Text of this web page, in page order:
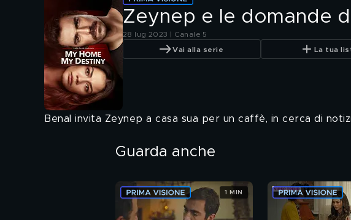
Zeynep e le domande
28 lug 2023 | Canale 5
Vai alla serie La tua
Benal invita Zeynep a casa sua per un caffè, in cerca di
Guarda anche
1 MIN